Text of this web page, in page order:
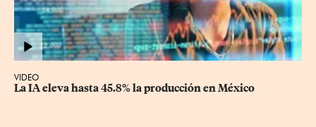
VIDEO
La IA eleva hasta 45.8% la producción en México